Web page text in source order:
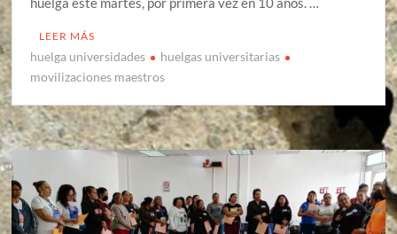
LEER MÁS
huelga universidades
huelgas universitarias
movilizaciones maestros